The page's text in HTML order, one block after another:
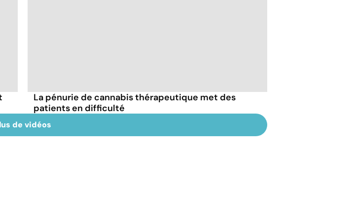
La pénurie de cannabis thérapeutique met des
patients en difficulté
de vidéos